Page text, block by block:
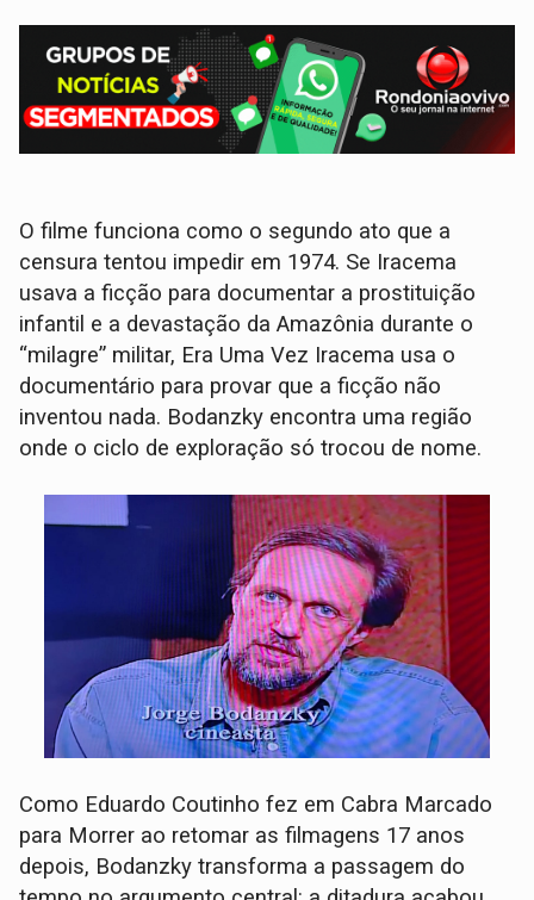
O filme funciona como o segundo ato que a
censura tentou impedir em 1974. Se Iracema
usava a ficção para documentar a prostituição
infantil e a devastação da Amazônia durante o
“milagre” militar, Era Uma Vez Iracema usa o
documentário para provar que a ficção não
inventou nada. Bodanzky encontra uma região
onde o ciclo de exploração só trocou de nome.
Como Eduardo Coutinho fez em Cabra Marcado
para Morrer ao retomar as filmagens 17 anos
depois, Bodanzky transforma a passagem do